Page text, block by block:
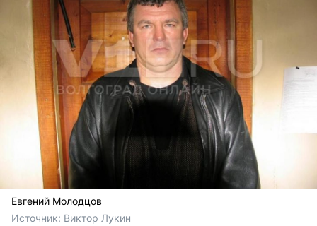
Евгений Молодцов
Источник: Виктор Лукин